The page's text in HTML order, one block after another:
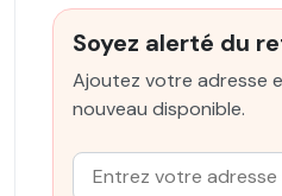
Soyez alerté du
Ajoutez votre adresse
nouveau disponible.
Email :